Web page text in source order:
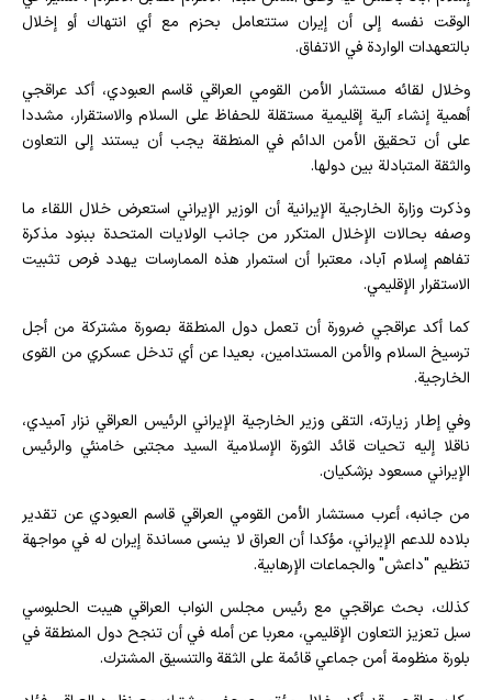
الوقت نفسه إلى أن إيران ستتعامل بحزم مع أي انتهاك أو إخلال
بالتعهدات الواردة في الاتفاق.
وخلال لقائه مستشار الأمن القومي العراقي قاسم العبودي، أكد عراقجي
أهمية إنشاء آلية إقليمية مستقلة للحفاظ على السلام والاستقرار، مشددا
على أن تحقيق الأمن الدائم في المنطقة يجب أن يستند إلى التعاون
والثقة المتبادلة بين دولها.
وذكرت وزارة الخارجية الإيرانية أن الوزير الإيراني استعرض خلال اللقاء ما
وصفه بحالات الإخلال المتكرر من جانب الولايات المتحدة ببنود مذكرة
تفاهم إسلام آباد، معتبرا أن استمرار هذه الممارسات يهدد فرص تثبيت
الاستقرار الإقليمي.
كما أكد عراقجي ضرورة أن تعمل دول المنطقة بصورة مشتركة من أجل
ترسيخ السلام والأمن المستدامين، بعيدا عن أي تدخل عسكري من القوى
الخارجية.
وفي إطار زيارته، التقى وزير الخارجية الإيراني الرئيس العراقي نزار آميدي،
ناقلا إليه تحيات قائد الثورة الإسلامية السيد مجتبى خامنئي والرئيس
الإيراني مسعود بزشكيان.
من جانبه، أعرب مستشار الأمن القومي العراقي قاسم العبودي عن تقدير
بلاده للدعم الإيراني، مؤكدا أن العراق لا ينسى مساندة إيران له في مواجهة
تنظيم "داعش" والجماعات الإرهابية.
كذلك، بحث عراقجي مع رئيس مجلس النواب العراقي هيبت الحلبوسي
سبل تعزيز التعاون الإقليمي، معربا عن أمله في أن تنجح دول المنطقة في
بلورة منظومة أمن جماعي قائمة على الثقة والتنسيق المشترك.